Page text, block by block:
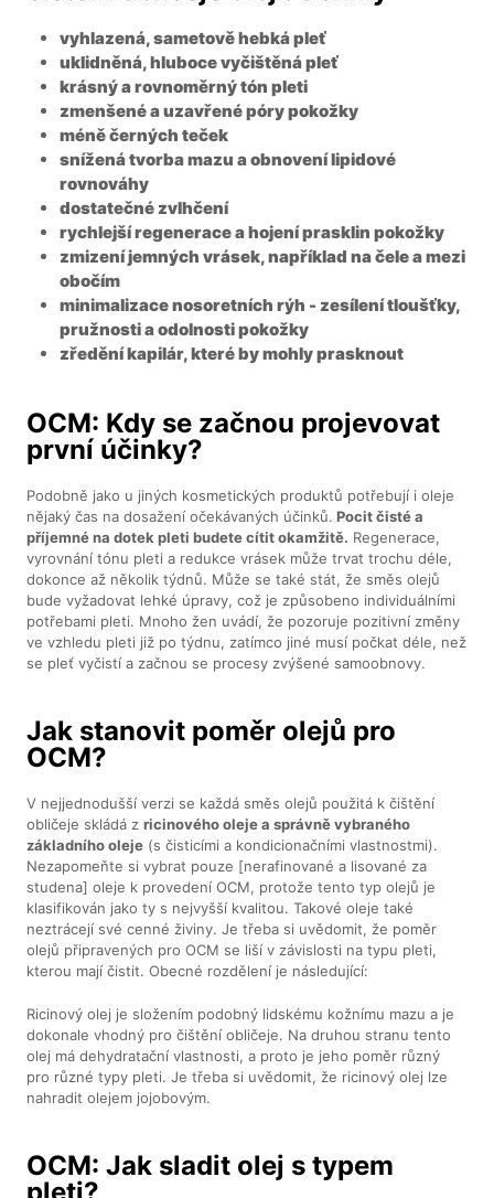
vyhlazená, sametově hebká pleť
uklidněná, hluboce vyčištěná pleť
krásný a rovnoměrný tón pleti
zmenšené a uzavřené póry pokožky
méně černých teček
snížená tvorba mazu a obnovení lipidové
rovnováhy
dostatečné zvlhčení
rychlejší regenerace a hojení prasklin pokožky
zmizení jemných vrásek, například na čele a mezi
obočím
minimalizace nosoretních rýh - zesílení tloušťky,
pružnosti a odolnosti pokožky
zředění kapilár, které by mohly prasknout
OCM: Kdy se začnou projevovat
první účinky?
Podobně jako u jiných kosmetických produktů potřebují i oleje
nějaký čas na dosažení očekávaných účinků. Pocit čisté a
příjemné na dotek pleti budete cítit okamžitě. Regenerace,
vyrovnání tónu pleti a redukce vrásek může trvat trochu déle,
dokonce až několik týdnů. Může se také stát, že směs olejů
bude vyžadovat lehké úpravy, což je způsobeno individuálními
potřebami pleti. Mnoho žen uvádí, že pozoruje pozitivní změny
ve vzhledu pleti již po týdnu, zatímco jiné musí počkat déle, než
se pleť vyčistí a začnou se procesy zvýšené samoobnovy.
Jak stanovit poměr olejů pro
OCM?
V nejjednodušší verzi se každá směs olejů použitá k čištění
obličeje skládá zricinového oleje a správně vybraného
základního oleje (s čisticími a kondicionačními vlastnostmi).
Nezapomeňte si vybrat pouze [nerafinované a lisované za
studena] oleje k provedení OCM, protože tento typ olejů je
klasifikován jako ty s nejvyšší kvalitou. Takové oleje také
neztrácejí své cenné živiny. Je třeba si uvědomit, že poměr
olejů připravených pro OCM se liší v závislosti na typu pleti,
kterou mají čistit. Obecné rozdělení je následující:
Ricinový olej je složením podobný lidskému kožnímu mazu a je
dokonale vhodný pro čištění obličeje. Na druhou stranu tento
olej má dehydratační vlastnosti, a proto je jeho poměr různý
pro různé typy pleti. Je třeba si uvědomit, že ricinový olej lze
nahradit olejem jojobovým.
OCM: Jak sladit olej s typem
pleti?